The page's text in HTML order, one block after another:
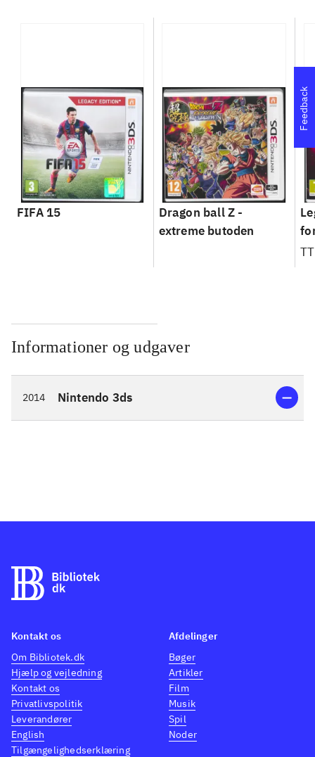
FIFA 15
Dragon ball Z -
extreme butoden
Informationer og udgaver
2014 Nintendo 3ds
Feedback
Kontakt os
Om Bibliotek.dk
Hjælp og vejledning
Kontakt os
Privatlivspolitik
Leverandører
English
Tilgængelighedserklæring
Afdelinger
Bøger
Artikler
Film
Musik
Spil
Noder